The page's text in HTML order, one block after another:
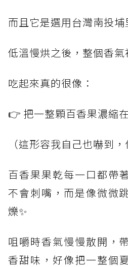
而且它是選用台灣南投
低溫慢烘之後，整個香氣
吃起來真的很像：
👉 把一整顆百香果濃縮
（這形容我自己也嚇到，
百香果果乾每一口都帶
不會刺嘴，而是像微微
爍✨
咀嚼時香氣慢慢散開，
香甜味，好像把一整個